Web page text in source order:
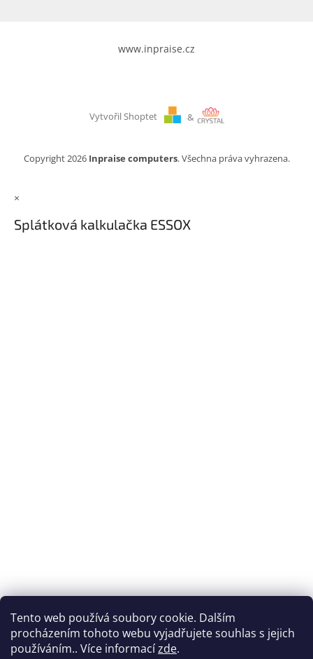
Tento web používá soubory cookie. Dalším
procházením tohoto webu vyjadřujete souhlas s jejich
používáním.. Více informacízde.
www.inpraise.cz
Vytvořil Shoptet &
Copyright 2026 Inpraise computers. Všechna práva vyhrazena.
×
Splátková kalkulačka ESSOX